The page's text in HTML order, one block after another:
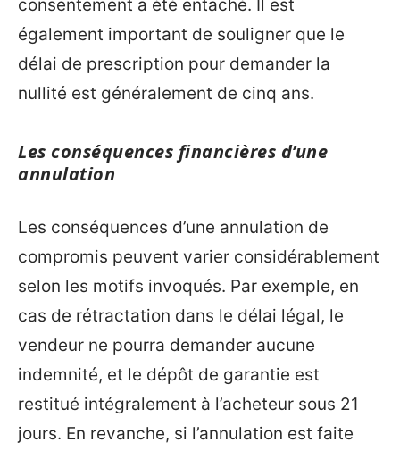
consentement a été entaché. Il est
également important de souligner que le
délai de prescription pour demander la
nullité est généralement de cinq ans.
Les conséquences financières d’une
annulation
Les conséquences d’une annulation de
compromis peuvent varier considérablement
selon les motifs invoqués. Par exemple, en
cas de rétractation dans le délai légal, le
vendeur ne pourra demander aucune
indemnité, et le dépôt de garantie est
restitué intégralement à l’acheteur sous 21
jours. En revanche, si l’annulation est faite